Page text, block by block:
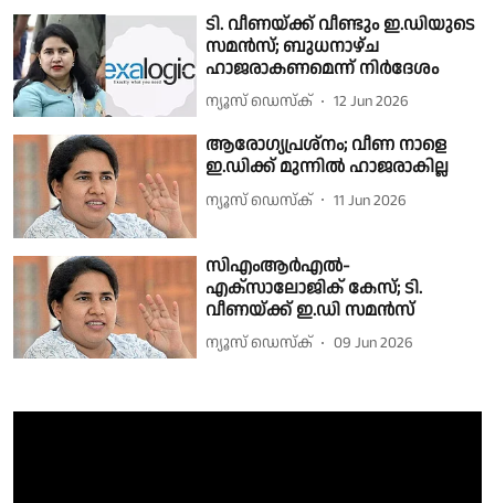
ടി. വീണയ്ക്ക് വീണ്ടും ഇ.ഡിയുടെ
സമൻസ്; ബുധനാഴ്ച
ഹാജരാകണമെന്ന് നിർദേശം
ന്യൂസ് ഡെസ്ക് 12 Jun 2026
ആരോഗ്യപ്രശ്നം; വീണ നാളെ
ഇ.ഡിക്ക് മുന്നില്‍ ഹാജരാകില്ല
ന്യൂസ് ഡെസ്ക് 11 Jun 2026
സിഎംആർഎൽ-
എക്‌സാലോജിക് കേസ്; ടി.
വീണയ്ക്ക് ഇ.ഡി സമൻസ്
ന്യൂസ് ഡെസ്ക് 09 Jun 2026